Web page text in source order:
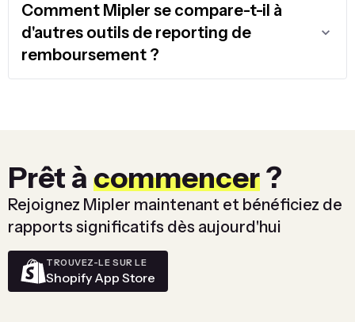
Comment Mipler se compare-t-il à
d'autres outils de reporting de
remboursement ?
Prêt à commencer?
Rejoignez Mipler maintenant et bénéficiez de
rapports significatifs dès aujourd'hui
TROUVEZ-LE SUR LE
Shopify App Store